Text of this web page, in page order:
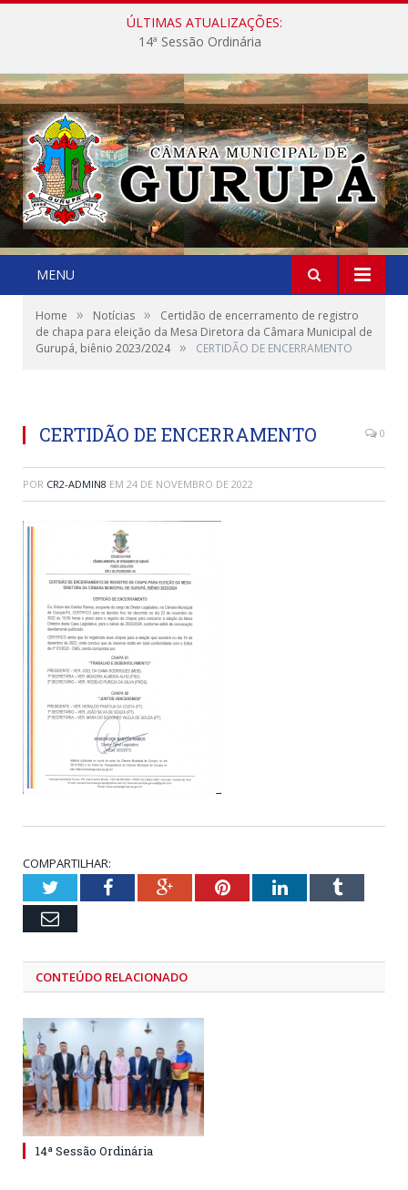
ÚLTIMAS ATUALIZAÇÕES:
14ª Sessão Ordinária
MENU
Home » Notícias »
Certidão de encerramento de registro
de chapa para eleição da Mesa Diretora da Câmara Municipal de
Gurupá, biênio 2023/2024 » CERTIDÃO DE ENCERRAMENTO
CERTIDÃO DE ENCERRAMENTO 0
POR CR2-ADMIN8 EM 24 DE NOVEMBRO DE 2022
COMPARTILHAR:
TwitterFacebookGoogle+PinterestLinkedInTumblr
Email
CONTEÚDO RELACIONADO
14ª Sessão Ordinária